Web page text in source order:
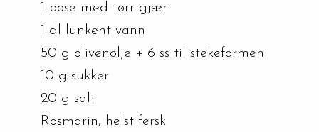
1 pose med tørr gjær
1 dl lunkent vann
50 g olivenolje + 6 ss til stekeformen
10 g sukker
20 g salt
Rosmarin, helst fersk